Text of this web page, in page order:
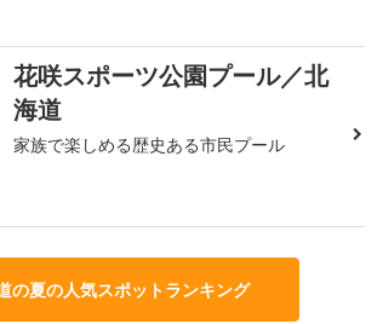
花咲スポーツ公園プール／北
海道
家族で楽しめる歴史ある市民プール
の夏の人気スポットランキング